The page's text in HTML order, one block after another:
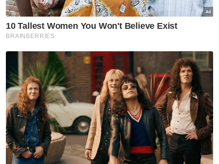
Politik
PRN Melaka: BN terbuka untuk
Pas perlu buktikan DAP, PH
ancam Melayu Islam - Aiman
Athirah
Politik
Wawasan Terengganu 'buka
pintu' buat bekas pemimpin,
ahli Bersatu